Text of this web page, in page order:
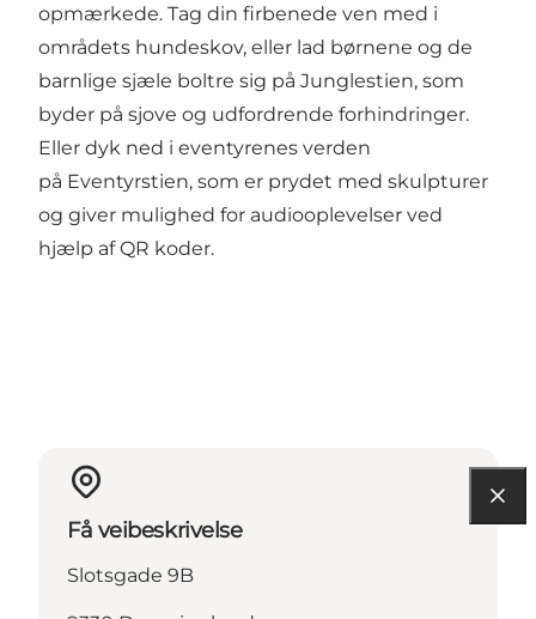
opmærkede. Tag din firbenede ven med i
områdets hundeskov, eller lad børnene og de
barnlige sjæle boltre sig på Junglestien, som
byder på sjove og udfordrende forhindringer.
Eller dyk ned i eventyrenes verden
på Eventyrstien, som er prydet med skulpturer
og giver mulighed for audiooplevelser ved
hjælp af QR koder.
Få veibeskrivelse
Slotsgade 9B